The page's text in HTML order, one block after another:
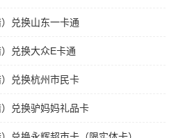
兑换山东一卡通
兑换大众E卡通
兑换杭州市民卡
兑换驴妈妈礼品卡